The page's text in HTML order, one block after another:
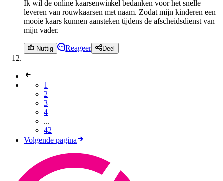
Ik wil de online kaarsenwinkel bedanken voor het snelle
leveren van rouwkaarsen met naam. Zodat mijn kinderen een
mooie kaars kunnen aansteken tijdens de afscheidsdienst van
mijn vader.
Nuttig Reageer Deel
1
2
3
4
...
42
Volgende pagina